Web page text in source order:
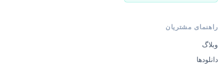
راهنمای مشتریان
وبلاگ
دانلودها